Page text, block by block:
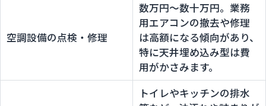
空調設備の点検・修理
数万円〜数十万円。業務
用エアコンの撤去や修理
は高額になる傾向があり、
特に天井埋め込み型は費
用がかさみます。
トイレやキッチンの排水